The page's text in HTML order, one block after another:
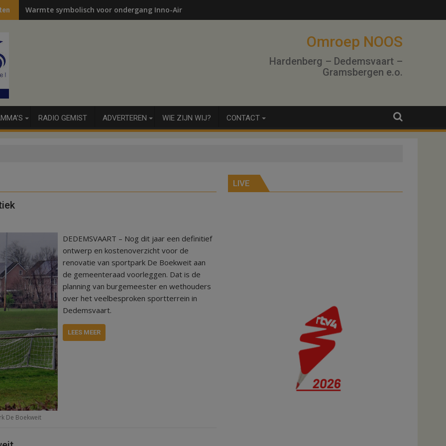
Warmte symbolisch voor ondergang Inno-Air
Omroep NOOS
Hardenberg – Dedemsvaart –
Gramsbergen e.o.
RADIO GEMIST ADVERTEREN WIE ZIJN WIJ? CONTACT
DEDEMSVAART – Nog dit jaar een definitief
ontwerp en kostenoverzicht voor de
renovatie van sportpark De Boekweit aan
de gemeenteraad voorleggen. Dat is de
planning van burgemeester en wethouders
over het veelbesproken sportterrein in
Dedemsvaart.
LEES MEER
De Boekweit
LIVE